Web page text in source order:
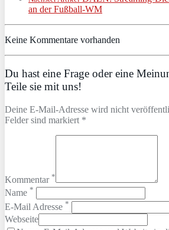
an der Fußball-WM
Keine Kommentare vorhanden
Du hast eine Frage oder eine
Teile sie mit uns!
Deine E-Mail-Adresse wird nicht
Felder sind markiert *
Kommentar *
Name *
E-Mail Adresse *
Webseite